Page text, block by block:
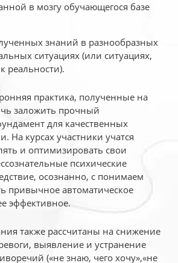
в мозгу обучающегося базе
знаний в разнообразных
ситуациях (или ситуациях,
реальности).
практика, полученные на
заложить прочный
для качественных
На курсах участники учатся
и оптимизировать свои
психические
осознанно, с понимаем
привычное автоматическое
эффективное.
также рассчитаны на снижение
выявление и устранение
(«не знаю, чего хочу»,«не